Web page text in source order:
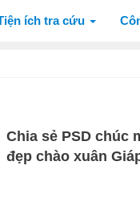
ích tra cứu
Chia sẻ PSD chúc
đẹp chào xuân